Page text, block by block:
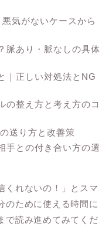
気がないケースから
脈あり・脈なしの具体
｜正しい対処法とNG
の整え方と考え方のコ
送り方と改善策
手との付き合い方の選
くれないの！」とスマ
のために使える時間に
で読み進めてみてくだ